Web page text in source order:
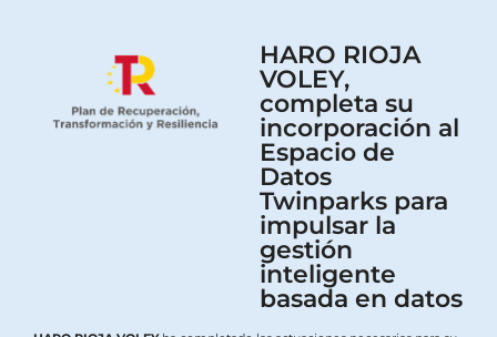
HARO RIOJA
VOLEY,
completa su
incorporación al
Espacio de
Datos
Twinparks para
impulsar la
gestión
inteligente
basada en datos